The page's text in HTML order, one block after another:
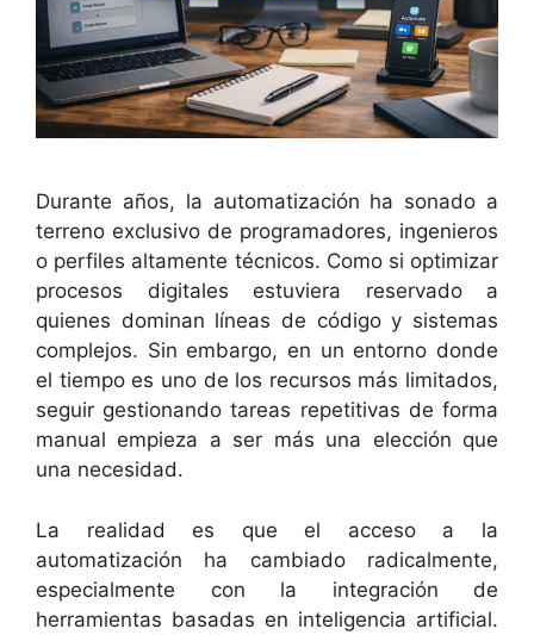
Durante años, la automatización ha sonado a
terreno exclusivo de programadores, ingenieros
o perfiles altamente técnicos. Como si optimizar
procesos digitales estuviera reservado a
quienes dominan líneas de código y sistemas
complejos. Sin embargo, en un entorno donde
el tiempo es uno de los recursos más limitados,
seguir gestionando tareas repetitivas de forma
manual empieza a ser más una elección que
una necesidad.
La realidad es que el acceso a la
automatización ha cambiado radicalmente,
especialmente con la integración de
herramientas basadas en inteligencia artificial.